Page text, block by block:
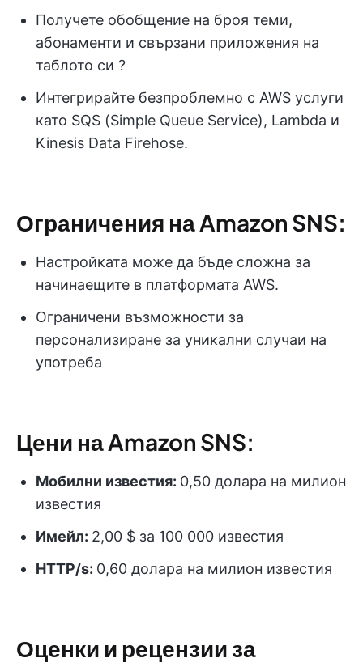
Получете обобщение на броя теми,
абонаменти и свързани приложения на
таблото си ?
Интегрирайте безпроблемно с AWS услуги
като SQS (Simple Queue Service), Lambda и
Kinesis Data Firehose.
Ограничения на Amazon SNS:
Настройката може да бъде сложна за
начинаещите в платформата AWS.
Ограничени възможности за
персонализиране за уникални случаи на
употреба
Цени на Amazon SNS:
Мобилни известия: 0,50 долара на милион
известия
Имейл: 2,00 $ за 100 000 известия
HTTP/s: 0,60 долара на милион известия
Оценки и рецензии за